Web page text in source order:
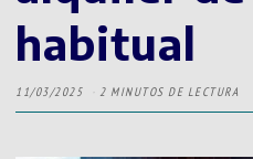
habitual
11/03/2025 2 MINUTOS DE LECTURA